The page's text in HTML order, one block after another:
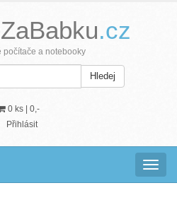
.cz
počítače a notebooky
Hledej
0 ks | 0,-
Přihlásit